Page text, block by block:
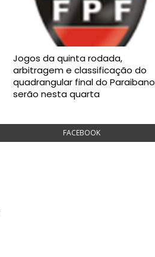
Jogos da quinta rodada,
arbitragem e classificação do
quadrangular final do Paraibano
serão nesta quarta
FACEBOOK